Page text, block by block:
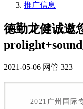
推广信息
德勤龙健诚邀
2021-05-06 网管 323
2021广州国际专